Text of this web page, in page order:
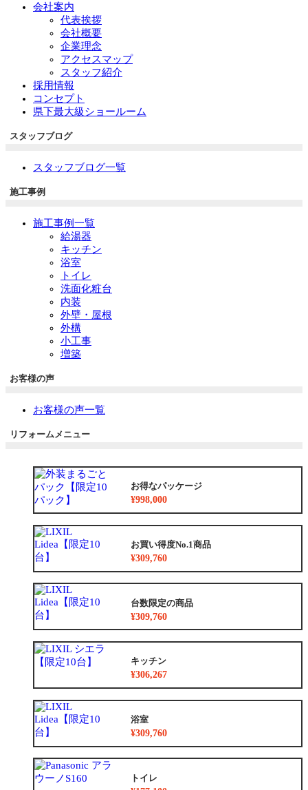
会社案内
代表挨拶
会社概要
企業理念
アクセスマップ
スタッフ紹介
採用情報
コンセプト
県下最大級ショールーム
スタッフブログ
スタッフブログ一覧
施工事例
施工事例一覧
給湯器
キッチン
浴室
トイレ
洗面化粧台
内装
外壁・屋根
外構
小工事
増築
お客様の声
お客様の声一覧
リフォームメニュー
お得なパッケージ
¥998,000
お買い得度No.1商品
¥309,760
台数限定の商品
¥309,760
キッチン
¥306,267
浴室
¥309,760
トイレ